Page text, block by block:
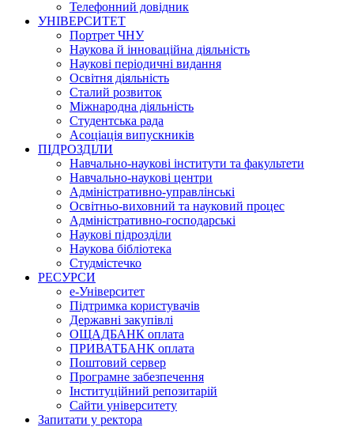
Телефонний довідник
УНІВЕРСИТЕТ
Портрет ЧНУ
Наукова й інноваційна діяльність
Наукові періодичні видання
Освітня діяльність
Сталий розвиток
Міжнародна діяльність
Студентська рада
Асоціація випускників
ПІДРОЗДІЛИ
Навчально-наукові інститути та факультети
Навчально-наукові центри
Адміністративно-управлінські
Освітньо-виховний та науковий процес
Адміністративно-господарські
Наукові підрозділи
Наукова бібліотека
Студмістечко
РЕСУРСИ
е-Університет
Підтримка користувачів
Державні закупівлі
ОЩАДБАНК оплата
ПРИВАТБАНК оплата
Поштовий сервер
Програмне забезпечення
Інституційний репозитарій
Сайти університету
Запитати у ректора